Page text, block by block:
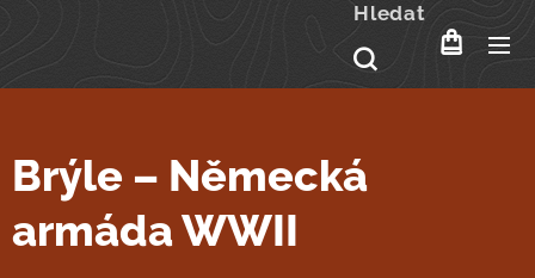
Hledat
Brýle – Německá
armáda WWII